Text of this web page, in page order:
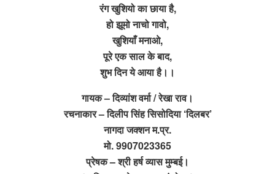
रंग खुशियो का छाया है,
हो झूमो नाचो गावो,
खुशियाँ मनाओ,
पूरे एक साल के बाद,
शुभ दिन ये आया है।।
गायक – दिव्यांश वर्मा / रेखा राव।
रचनाकार – दिलीप सिंह सिसोदिया ‘दिलबर’
नागदा जक्शन म.प्र.
मो. 9907023365
प्रेषक – श्री हर्ष व्यास मुम्बई।